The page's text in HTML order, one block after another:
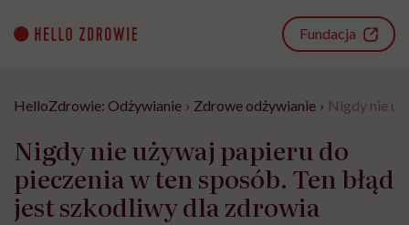
content
Fundacja
HelloZdrowie: Odżywianie › Zdrowe odżywianie › Nigdy nie
Nigdy nie używaj papieru do
pieczenia w ten sposób. Ten błąd
jest szkodliwy dla zdrowia